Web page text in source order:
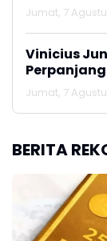
Jumat, 7
Vinicius
Jumat, 7
BERITA